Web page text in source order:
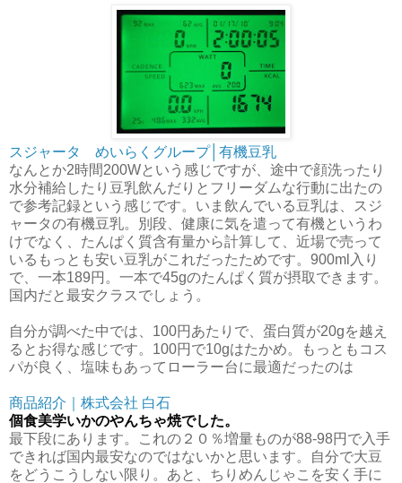
スジャータ めいらくグループ│有機豆乳
なんとか2時間200Wという感じですが、途中で顔洗ったり
水分補給したり豆乳飲んだりとフリーダムな行動に出たの
で参考記録という感じです。いま飲んでいる豆乳は、スジ
ャータの有機豆乳。別段、健康に気を遣って有機というわ
けでなく、たんぱく質含有量から計算して、近場で売って
いるもっとも安い豆乳がこれだったためです。900ml入り
で、一本189円。一本で45gのたんぱく質が摂取できます。
国内だと最安クラスでしょう。
自分が調べた中では、100円あたりで、蛋白質が20gを越え
るとお得な感じです。100円で10gはたかめ。もっともコス
パが良く、塩味もあってローラー台に最適だったのは
商品紹介｜株式会社 白石
個食美学いかのやんちゃ焼でした。
最下段にあります。これの２０％増量ものが88-98円で入手
できれば国内最安なのではないかと思います。自分で大豆
をどうこうしない限り。あと、ちりめんじゃこを安く手に